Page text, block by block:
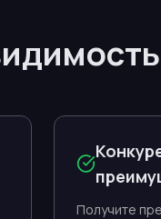
Получите